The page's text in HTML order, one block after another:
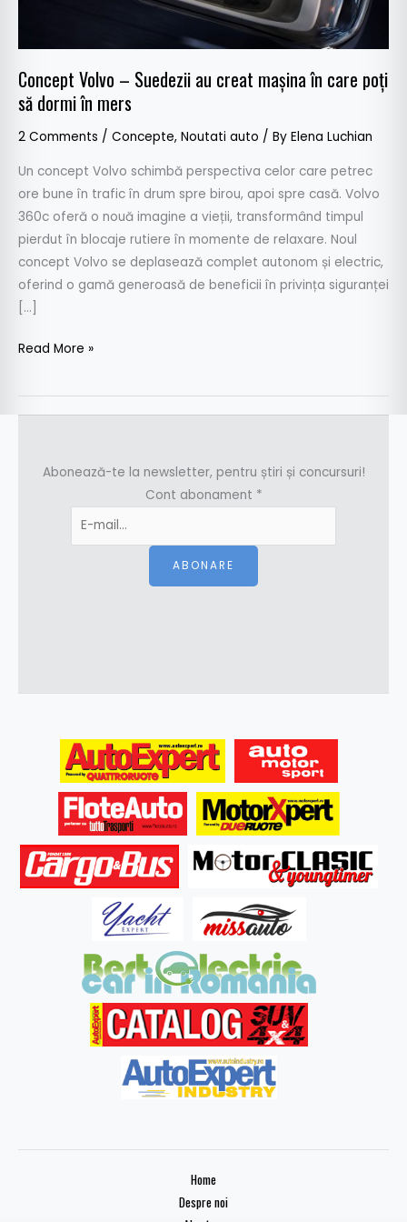
Concept Volvo – Suedezii au creat mașina în care poți
să dormi în mers
2 Comments / Concepte, Noutati auto / By Elena Luchian
Un concept Volvo schimbă perspectiva celor care petrec
ore bune în trafic în drum spre birou, apoi spre casă. Volvo
360c oferă o nouă imagine a vieții, transformând timpul
pierdut în blocaje rutiere în momente de relaxare. Noul
concept Volvo se deplasează complet autonom și electric,
oferind o gamă generoasă de beneficii în privința siguranței
[…]
poți
să
dormi
mers
Read More »
Abonează-te la newsletter, pentru știri și concursuri!
Cont abonament *
ABONARE
Home
Despre noi